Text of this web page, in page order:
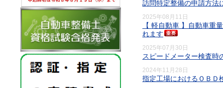
訪問特定整備の申請方法
2025年08月11日
【 軽自動車 】自動車重
れます
2025年07月30日
スピードメーター検査時
2024年11月28日
指定工場におけるＯＢＤ